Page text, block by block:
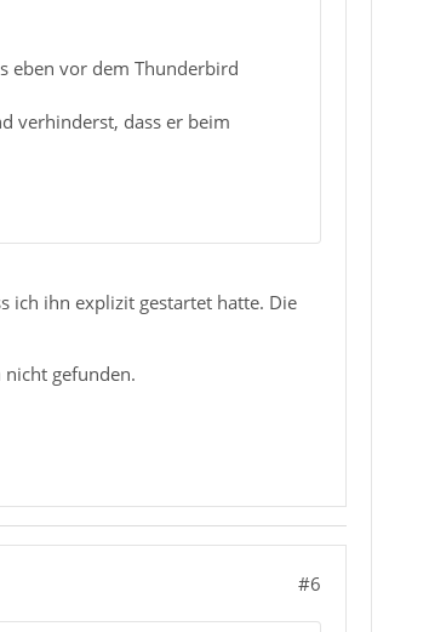
eben vor dem Thunderbird
verhinderst, dass er beim
ich ihn explizit gestartet hatte. Die
nicht gefunden.
#6